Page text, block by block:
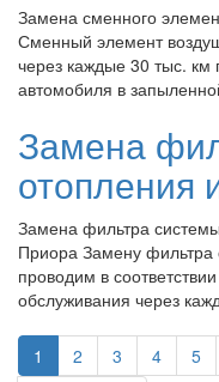
Замена сменного
Сменный элемент
через каждые 30 тыс. км
автомобиля в
Замена
отопления
Замена фильтра
Приора Замену фильтра
проводим в
обслуживания через
1 2 3 4 5